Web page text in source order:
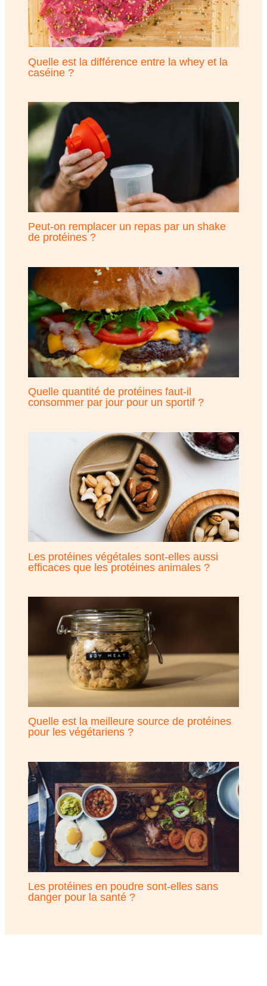
Quelle est la différence entre la whey et la
caséine ?
Peut-on remplacer un repas par un shake
de protéines ?
Quelle quantité de protéines faut-il
consommer par jour pour un sportif ?
Les protéines végétales sont-elles aussi
efficaces que les protéines animales ?
Quelle est la meilleure source de protéines
pour les végétariens ?
Les protéines en poudre sont-elles sans
danger pour la santé ?